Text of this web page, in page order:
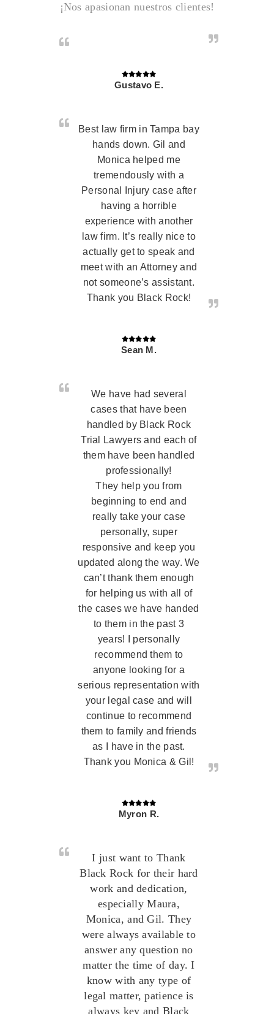
¡Nos apasionan nuestros clientes!
Gustavo E.
Best law firm in Tampa bay
hands down. Gil and
Monica helped me
tremendously with a
Personal Injury case after
having a horrible
experience with another
law firm. It’s really nice to
actually get to speak and
meet with an Attorney and
not someone’s assistant.
Thank you Black Rock!
Sean M.
We have had several
cases that have been
handled by Black Rock
Trial Lawyers and each of
them have been handled
professionally!
They help you from
beginning to end and
really take your case
personally, super
responsive and keep you
updated along the way. We
can’t thank them enough
for helping us with all of
the cases we have handed
to them in the past 3
years! I personally
recommend them to
anyone looking for a
serious representation with
your legal case and will
continue to recommend
them to family and friends
as I have in the past.
Thank you Monica & Gil!
Myron R.
I just want to Thank
Black Rock for their hard
work and dedication,
especially Maura,
Monica, and Gil. They
were always available to
answer any question no
matter the time of day. I
know with any type of
legal matter, patience is
always key and Black